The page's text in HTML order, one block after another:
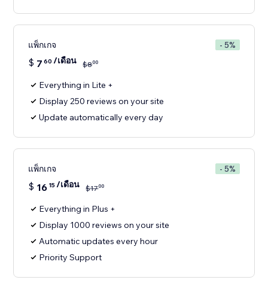
แพ็กเกจ - 5%
$ 7 60 /เดือน $800
Everything in Lite +
Display 250 reviews on your site
Update automatically every day
แพ็กเกจ - 5%
$ 16 15/เดือน $1700
Everything in Plus +
Display 1000 reviews on your site
Automatic updates every hour
Priority Support